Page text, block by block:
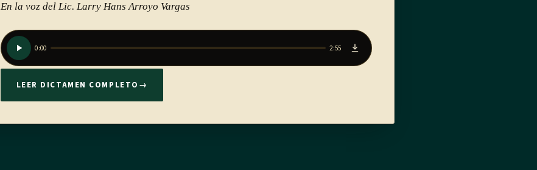
En la voz del Lic. Larry Hans Arroyo Vargas
0:00 2:55
LEER DICTAMEN COMPLETO →